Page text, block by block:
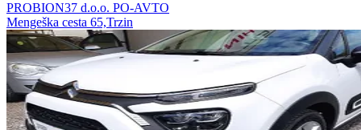
PROBION37 d.o.o. PO-AVTO
Mengeška cesta 65,Trzin